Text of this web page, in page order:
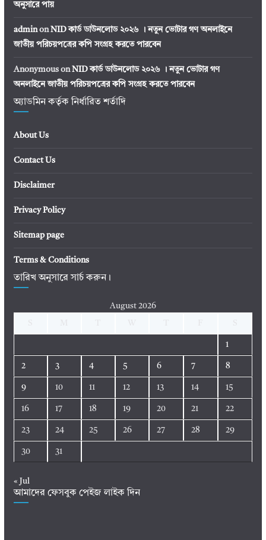
অনুসারে পায়
adminonNID কার্ড ডাউনলোড ২০২৬ । নতুন ভোটার গণ অনলাইনে
জাতীয় পরিচয়পত্রের কপি সংগ্রহ করতে পারবেন
AnonymousonNID কার্ড ডাউনলোড ২০২৬ । নতুন ভোটার গণ
অনলাইনে জাতীয় পরিচয়পত্রের কপি সংগ্রহ করতে পারবেন
অ্যাডমিন কর্তৃক নির্ধারিত শর্তাদি
About Us
Contact Us
Disclaimer
Privacy Policy
Sitemap page
Terms & Conditions
তারিখ অনুসারে সার্চ করুন।
August 2026
1
2 3 4 5 6 7 8
9 10 11 12 13 14 15
16 17 18 19 20 21 22
23 24 25 26 27 28 29
30 31
« Jul
আমাদের ফেসবুক পেইজ লাইক দিন